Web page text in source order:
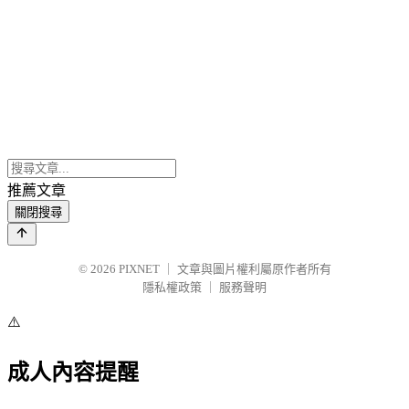
推薦文章
關閉搜尋
© 2026 PIXNET
文章與圖片權利屬原作者所有
隱私權政策
服務聲明
⚠️
成人內容提醒